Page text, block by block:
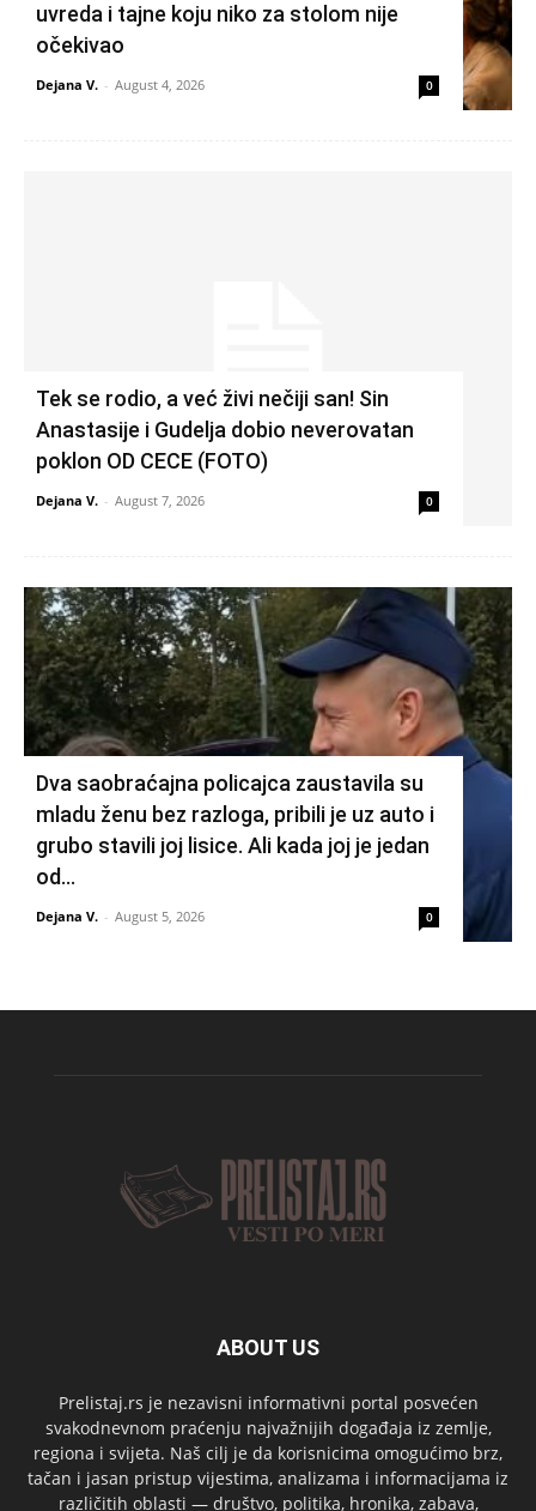
uvreda i tajne koju niko za stolom nije
očekivao
Dejana V. - August 4, 2026 0
Tek se rodio, a već živi nečiji san! Sin
Anastasije i Gudelja dobio neverovatan
poklon OD CECE (FOTO)
Dejana V. - August 7, 2026 0
Dva saobraćajna policajca zaustavila su
mladu ženu bez razloga, pribili je uz auto i
grubo stavili joj lisice. Ali kada joj je jedan
od...
Dejana V. - August 5, 2026 0
ABOUT US
Prelistaj.rs je nezavisni informativni portal posvećen
svakodnevnom praćenju najvažnijih događaja iz zemlje,
regiona i svijeta. Naš cilj je da korisnicima omogućimo brz,
tačan i jasan pristup vijestima, analizama i informacijama iz
različitih oblasti — društvo, politika, hronika, zabava,